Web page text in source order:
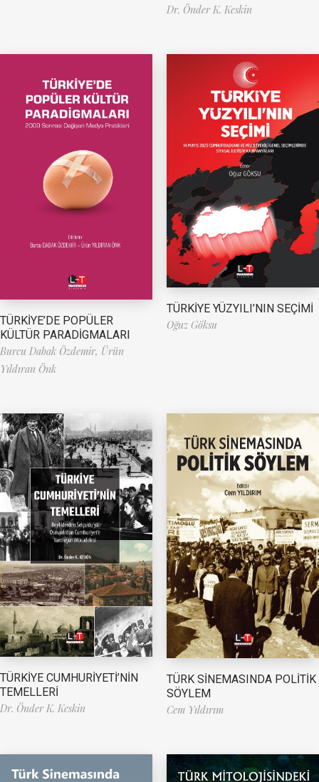
Dr. Önder K. Keskin
TÜRKİYE’DE POPÜLER
KÜLTÜR PARADİGMALARI
Burcu Dabak Özdemir, Ürün
Yıldıran Önk
TÜRKİYE YÜZYILI’NIN SEÇİMİ
Oğuz Göksu
TÜRKİYE CUMHURİYETİ’NİN
TEMELLERİ
Dr. Önder K. Keskin
TÜRK SİNEMASINDA POLİTİK
SÖYLEM
Cem Yıldırım